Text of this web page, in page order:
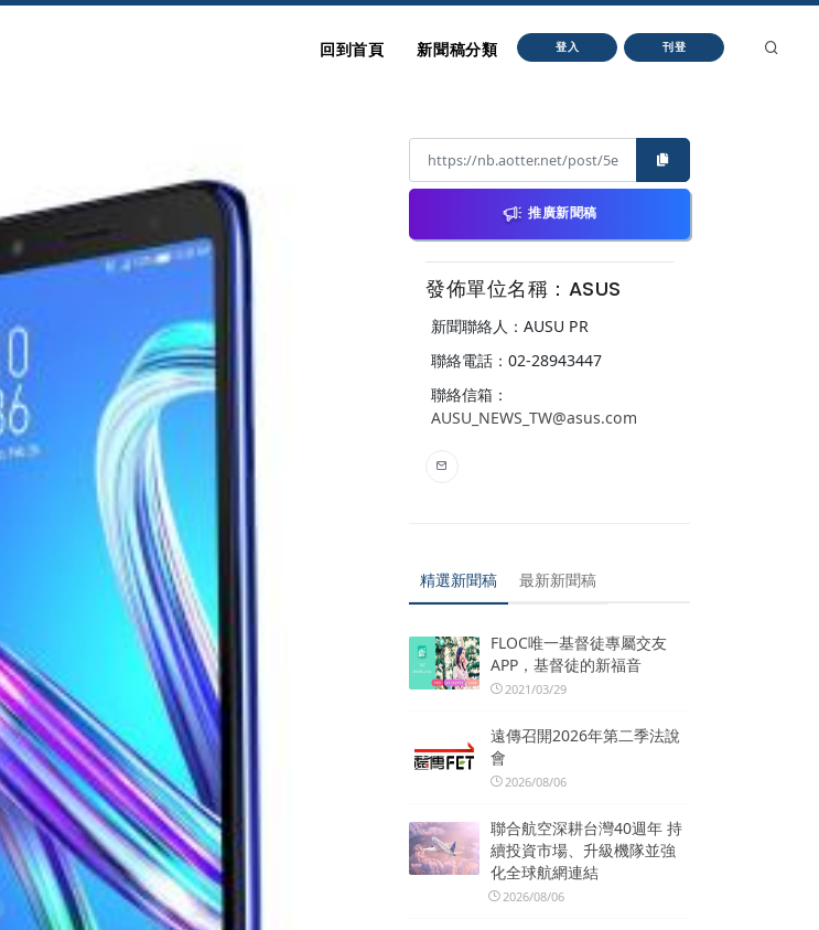
回到首頁 新聞稿分類 登入 刊登
推廣新聞稿
發佈單位名稱：ASUS
新聞聯絡人：AUSU PR
聯絡電話：02-28943447
聯絡信箱：
AUSU_NEWS_TW@asus.com
精選新聞稿 最新新聞稿
FLOC唯一基督徒專屬交友
APP，基督徒的新福音
2021/03/29
遠傳召開2026年第二季法說
會
2026/08/06
聯合航空深耕台灣40週年 持
續投資市場、升級機隊並強
化全球航網連結
2026/08/06